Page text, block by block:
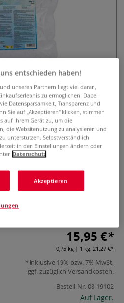
(750 g) ist ideal für
kurzen Baumwollfasern
und kreative Projekte.
15,95 €
0,75 kg | 1 kg: 21,27 €
inklusive 19% bzw. 7% MwSt,
ggf. zuzüglich Versandkosten.
Bestell-Nr.08-19102
Auf Lager.
entschieden haben!
unseren Partnern liegt viel daran,
zu ermöglichen. Dabei
Datensparsamkeit, Transparenz und
Sie auf „Akzeptieren“ klicken, stimmen
auf Ihrem Gerät zu, um die
die Websitenutzung zu analysieren und
unterstützen. Selbstverständlich
in den Einstellungen ändern oder
Datenschutz
Akzeptieren